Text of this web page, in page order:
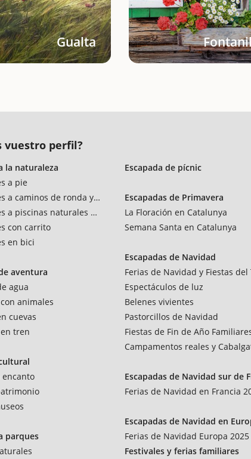
Gualta
vuestro perfil?
la naturaleza
a pie
a caminos de ronda y vías verdes
a piscinas naturales y rios
con carrito
en bici
aventura
agua
animales
cuevas
tren
encanto
parques
Escapada de pícnic
Escapadas de Primavera
La Floración en Catalunya
Semana Santa en Catalunya
Escapadas de Navidad
Ferias de Navidad y Fiestas del
Espectáculos de luz
Belenes vivientes
Pastorcillos de Navidad
Fiestas de Fin de Año
Campamentos reales y
Escapadas de Navidad sur de
Ferias de Navidad en Francia
Escapadas de Navidad en
Ferias de Navidad Europa 2025
Festivales y ferias familiares